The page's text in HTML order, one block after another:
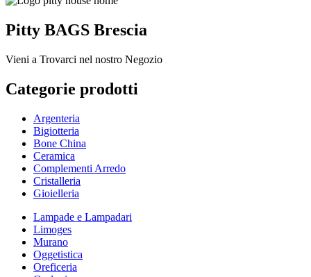
Pitty BAGS Brescia
Vieni a Trovarci nel nostro Negozio
Categorie prodotti
Argenteria
Bigiotteria
Bone China
Ceramica
Complementi Arredo
Cristalleria
Gioielleria
Lampade e Lampadari
Limoges
Murano
Oggetistica
Oreficeria